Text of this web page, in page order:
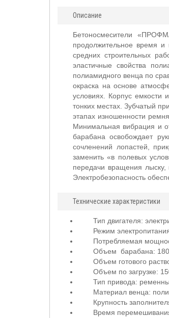
Описание
Бетоносмесители
продолжительное время
средних строительных
эластичные свойства
полиамидного венца по
окраска на основе
условиях. Корпус
тонких местах. Зубчатый
этапах изношенности
Минимальная вибрация и
барабана освобождает
сочленений лопастей,
заменить «в полевых
передачи вращения лыску,
Электробезопасность
Технические характеристики
Тип двигателя:
Режим
Потребляемая
Объем барабана:
Объем готового
Объем по загрузке:
Тип привода:
Материал венца:
Крупность
Время